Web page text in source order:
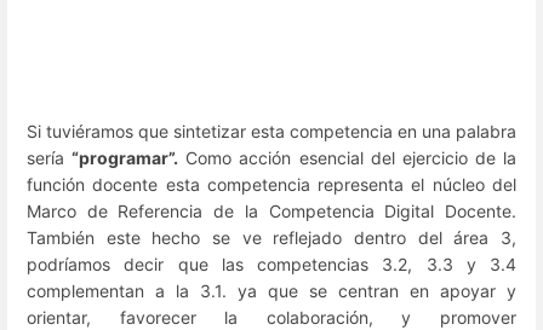
Si tuviéramos que sintetizar esta competencia en una palabra
sería“programar”. Como acción esencial del ejercicio de la
función docente esta competencia representa el núcleo del
Marco de Referencia de la Competencia Digital Docente.
También este hecho se ve reflejado dentro del área 3,
podríamos decir que las competencias 3.2, 3.3 y 3.4
complementan a la 3.1. ya que se centran en apoyar y
orientar, favorecer la colaboración, y promover